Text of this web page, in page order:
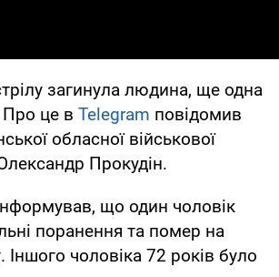
загинула людина, ще одна
це в Telegram повідомив
обласної військової
Олександр Прокудін.
що один чоловік
поранення та помер на
Іншого чоловіка 72 років було